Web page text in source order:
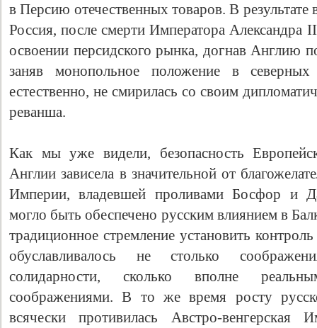
в Персию отечественных товаров. В
Россия, после смерти Императора Александра
освоении персидского рынка, догнав Англию
заняв монопольное положение в
естественно, не смирилась со своим
реванша.
Как мы уже видели, безопасность
Англии зависела в значительной от
Империи, владевшей проливами Босфор и
могло быть обеспечено русским влиянием в
традиционное стремление установить
обуславливалось не столько
солидарности, сколько вполне
соображениями. В то же время росту
всячески противилась Австро-венгерская